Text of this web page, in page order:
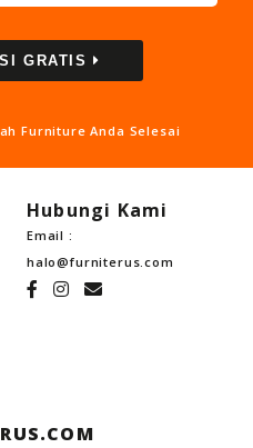
GRATIS
Furniture Anda Selesai
Hubungi Kami
Email :
halo@furniterus.com